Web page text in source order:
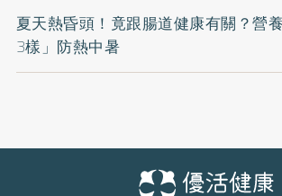
夏天熱昏頭！竟跟腸道健康有關？營
3樣」防熱中暑